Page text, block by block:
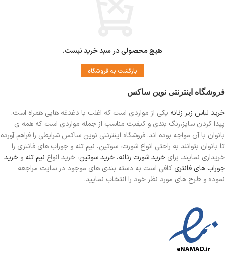
هیچ محصولی در سبد خرید نیست.
بازگشت به فروشگاه
فروشگاه اینترنتی نوین ساکس
خرید لباس زیر زنانه یکی از مواردی است که اغلب با دغدغه هایی همراه است.
پیدا کردن سایز،رنگ بندی و کیفیت مناسب از جمله مواردی است که همه ی
بانوان با آن مواجه بوده اند. فروشگاه اینترنتی نوین ساکس شرایطی را فراهم آورده
تا بانوان بتوانند به راحتی انواع شورت، سوتین، نیم تنه و جوراب های فانتزی را
خریداری نمایند. برای خرید شورت زنانه، خرید سوتین، خرید انواع نیم تنه و خرید
جوراب های فانتری کافی است به دسته بندی های موجود در سایت مراجعه
نموده و طرح های مورد نظر خود را انتخاب نمایید.